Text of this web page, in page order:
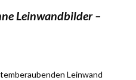
Leinwandbilder –
Leinwand